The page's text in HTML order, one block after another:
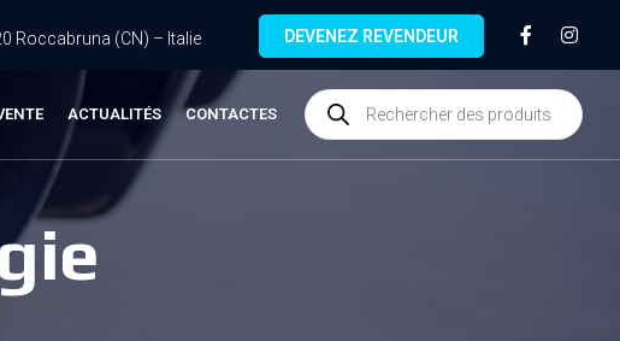
Roccabruna (CN) – Italie DEVENEZ REVENDEUR
ACTUALITÉS CONTACTES